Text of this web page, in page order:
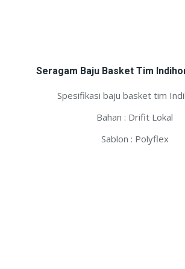
Seragam Baju Basket Tim
Spesifikasi baju basket tim
Bahan : Drifit Lokal
Sablon : Polyflex